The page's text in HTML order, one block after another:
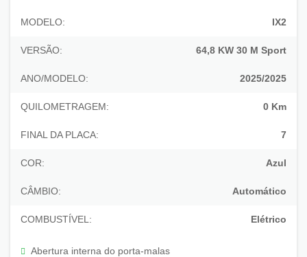
MODELO: IX2
VERSÃO: 64,8 KW 30 M Sport
ANO/MODELO: 2025/2025
QUILOMETRAGEM: 0 Km
FINAL DA PLACA: 7
COR: Azul
CÂMBIO: Automático
COMBUSTÍVEL: Elétrico
Abertura interna do porta-malas